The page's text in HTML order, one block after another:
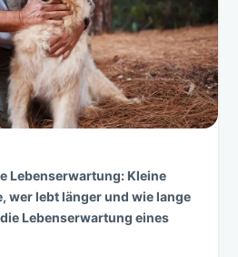
Lebenserwartung: Kleine
wer lebt länger und wie lange
Lebenserwartung eines